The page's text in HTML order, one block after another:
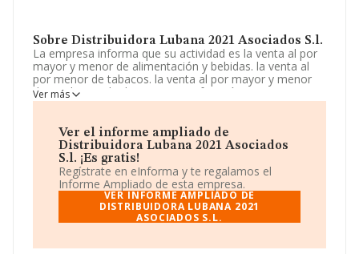
Sobre Distribuidora Lubana 2021 Asociados S.l.
La empresa informa que su actividad es la venta al por
mayor y menor de alimentación y bebidas. la venta al
por menor de tabacos. la venta al por mayor y menor
de productos de drogueria y perfumería. La empresa
aparece inscrita en el Registro Mercantil como Sociedad
no especializado, de productos alimenticios, bebidas y
tabaco' con código 4639. No realiza actividad de
importación y/o exportación.
La sociedad españolaDistribuidora Lubana 2021
Asociados S.L, con NIF B67660696, tiene domicilio
fiscal en Calle De Les Bobiles núm. 67 Loc 1, (08905),
L'hospitalet De Llobregat, en Barcelona, Cataluña.
En relación con el sector y disponiendo de los datos de
Ver más
Ver el informe ampliado de
Distribuidora Lubana 2021 Asociados
S.l. ¡Es gratis!
Regístrate en eInforma y te regalamos el
Informe Ampliado de esta empresa.
VER INFORME AMPLIADO DE
DISTRIBUIDORA LUBANA 2021
ASOCIADOS S.L.